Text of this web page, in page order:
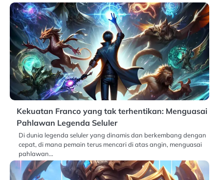
Kekuatan Franco yang tak terhentikan: Menguasai
Pahlawan Legenda Seluler
Di dunia legenda seluler yang dinamis dan berkembang dengan
cepat, di mana pemain terus mencari di atas angin, menguasai
pahlawan…